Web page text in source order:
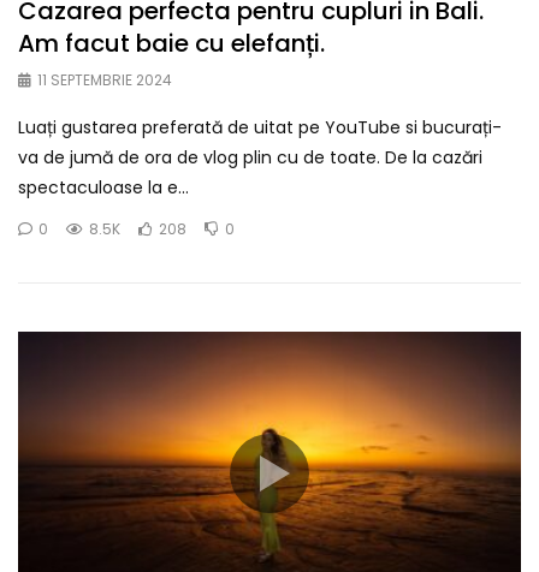
Cazarea perfecta pentru cupluri in Bali.
Am facut baie cu elefanți.
11 SEPTEMBRIE 2024
Luați gustarea preferată de uitat pe YouTube si bucurați-
va de jumă de ora de vlog plin cu de toate. De la cazări
spectaculoase la e...
0 8.5K 208 0